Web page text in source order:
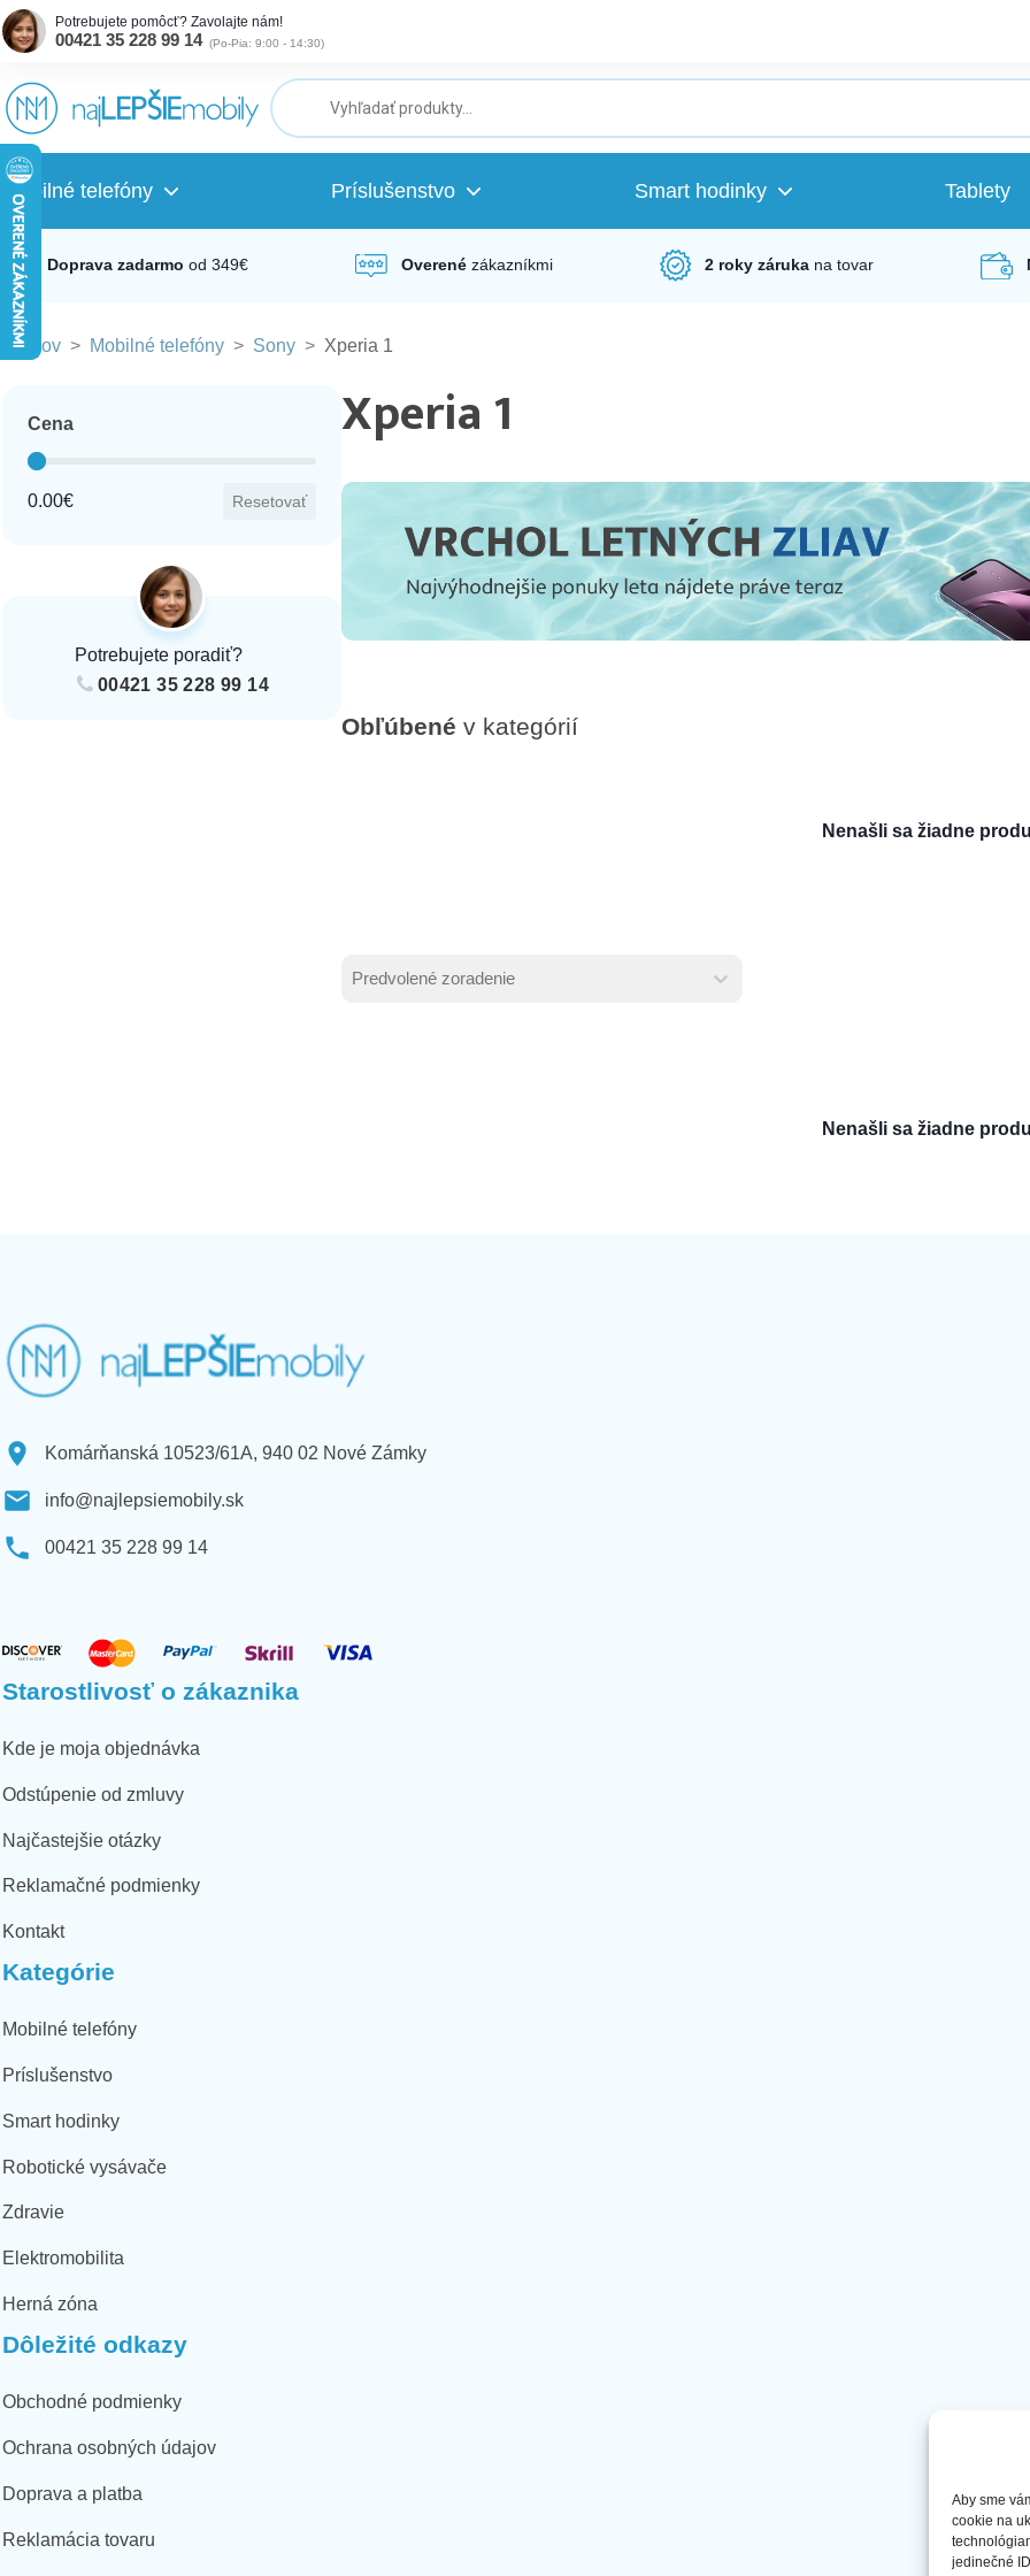
Aby sme
cookie na
jedinečné
Potrebujete pomôcť? Zavolajte nám!
00421 35 228 99 14 (Po-Pia: 9:00 - 14:30)
Mobilné telefóny Príslušenstvo Smart hodinky Tablety
Doprava zadarmo od 349€ Overené zákazníkmi 2 roky záruka na tovar
Domov > Mobilné telefóny > Sony > Xperia 1
Cena
Cena
0.00€
Resetovať
Potrebujete poradiť?
00421 35 228 99 14
Xperia 1
Obľúbené v kategórií
Nenašli sa žiadne
Zoradenie produktov
Sort content
Sort content
Nenašli sa žiadne
Komárňanská 10523/61A, 940 02 Nové Zámky
info@najlepsiemobily.sk
00421 35 228 99 14
Starostlivosť o zákaznika
Kde je moja objednávka
Odstúpenie od zmluvy
Najčastejšie otázky
Reklamačné podmienky
Kontakt
Kategórie
Mobilné telefóny
Príslušenstvo
Smart hodinky
Robotické vysávače
Zdravie
Elektromobilita
Herná zóna
Dôležité odkazy
Obchodné podmienky
Ochrana osobných údajov
Doprava a platba
Reklamácia tovaru